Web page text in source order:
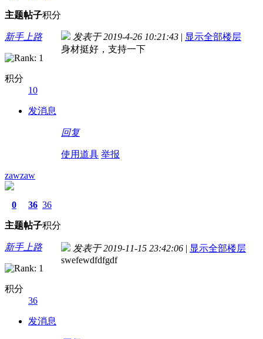
主题帖子积分
新手上路
积分
10
发消息
发表于 2019-4-26 10:21:43 | 显示全部楼层
身材挺好，支持一下
回复
使用道具 举报
zawzaw
0
主题
36
帖子
36
积分
新手上路
积分
36
发消息
发表于 2019-11-15 23:42:06 | 显示全部楼层
swefewdfdfgdf